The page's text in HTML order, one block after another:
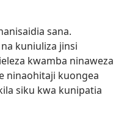
sana.
kuniuliza jinsi
kwamba ninaweza
ninaohitaji kuongea
siku kwa kunipatia